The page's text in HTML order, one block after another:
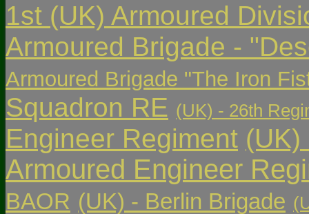
1st (UK) Armoured
Armoured Brigade -
Armoured Brigade "The Iron
Squadron RE (UK) - 26th
Engineer Regiment
Armoured Engineer
BAOR (UK) - Berlin Brigade